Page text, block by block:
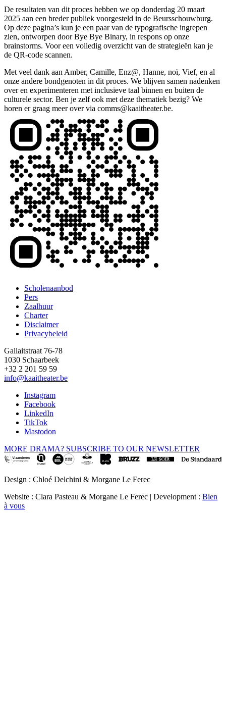
De resultaten van dit proces hebben we op donderdag 20 maart
2025 aan een breder publiek voorgesteld in de Beursschouwburg.
Op deze pagina’s kun je een paar van de typografische ingrepen
zien, ontworpen door Bye Bye Binary, in respons op onze
brainstorms. Voor een volledig overzicht van de strategieën kan je
de QR-code scannen.
Met veel dank aan Amber, Camille, Enz@, Hanne, noï, Vief, en al
onze andere bondgenoten in dit proces. We blijven samen nadenken
over en experimenteren met inclusieve taal binnen en buiten de
culturele sector. Ben je zelf ook met deze thematiek bezig? We
horen er graag meer over via comms@kaaitheater.be.
Footer
Scholenaanbod
Pers
Zaalhuur
Charter
Disclaimer
Privacybeleid
Gallaitstraat 76-78
1030 Schaarbeek
+32 2 201 59 59
info@kaaitheater.be
Instagram
Facebook
LinkedIn
TikTok
Mastodon
MORE DRAMA? SUBSCRIBE TO OUR NEWSLETTER
Design : Chloé Delchini & Morgane Le Ferec
Website : Clara Pasteau & Morgane Le Ferec | Development : Bien
à vous